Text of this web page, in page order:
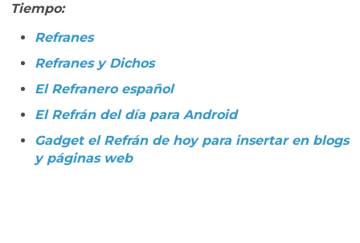
Tiempo:
Refranes
Refranes y Dichos
El Refranero español
El Refrán del día para Android
Gadget el Refrán de hoy para insertar en blogs
y páginas web